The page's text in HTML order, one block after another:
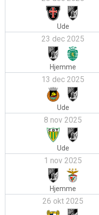
Ude
23 dec 2025
Hjemme
13 dec 2025
Ude
8 nov 2025
Ude
1 nov 2025
Hjemme
26 okt 2025